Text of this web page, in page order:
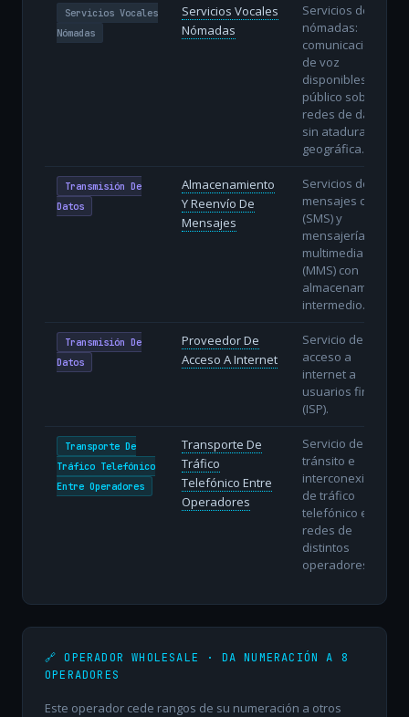
Servicios Vocales
Nómadas
Servicios Vocales
Nómadas
Servicios de voz
nómadas:
comunicaciones
de voz
disponibles al
público sobre
redes de datos
sin atadura
geográfica.
Transmisión De
Datos
Almacenamiento
Y Reenvío De
Mensajes
Servicios de
mensajes cortos
(SMS) y
mensajería
multimedia
(MMS) con
almacenamiento
intermedio.
Transmisión De
Datos
Proveedor De
Acceso A Internet
Servicio de
acceso a
internet a
usuarios finales
(ISP).
Transporte De
Tráfico Telefónico
Entre Operadores
Transporte De
Tráfico
Telefónico Entre
Operadores
Servicio de
tránsito e
interconexión
de tráfico
telefónico entre
redes de
distintos
operadores.
🔗 OPERADOR WHOLESALE · DA NUMERACIÓN A 8
OPERADORES
Este operador cede rangos de su numeración a otros